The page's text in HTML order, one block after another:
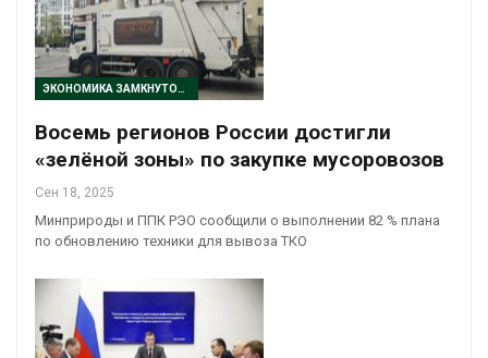
ЭКОНОМИКА ЗАМКНУТОГО ЦИКЛА
Восемь регионов России достигли
«зелёной зоны» по закупке мусоровозов
Сен 18, 2025
Минприроды и ППК РЭО сообщили о выполнении 82 % плана
по обновлению техники для вывоза ТКО